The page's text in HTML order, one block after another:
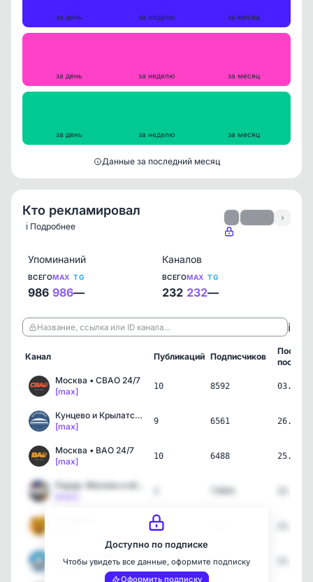
за день за неделю за месяц
за день за неделю за месяц
за день за неделю за месяц
Данные за последний месяц
Кто рекламировал
ℹ️ Подробнее
›
Упоминаний
ВСЕГО
986
MAX
986
TG
—
Каналов
ВСЕГО
232
MAX
232
TG
—
Название, ссылка или ID канала… ℹ️
Канал Публикаций Подписчиков
пост
Москва • СВАО 24/7
[max]
10 8592
Кунцево и Крылатское 24/…
[max]
9 6561
Москва • ВАО 24/7
[max]
10 6488
2
[max]
2 615
Доступно по подписке
Чтобы увидеть все данные, оформите подписку
Оформить подписку